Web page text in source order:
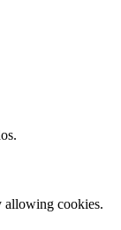
allowing cookies.